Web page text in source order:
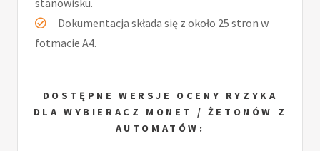
Dokumentacja składa się z około 25 stron w
fotmacie A4.
DOSTĘPNE WERSJE OCENY RYZYKA
DLA WYBIERACZ MONET / ŻETONÓW Z
AUTOMATÓW: